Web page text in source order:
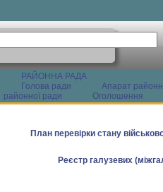
РАЙОННА РАДА
Голова ради
Апарат
районної ради
Оголошення
План перевірки стану
Реєстр галузевих